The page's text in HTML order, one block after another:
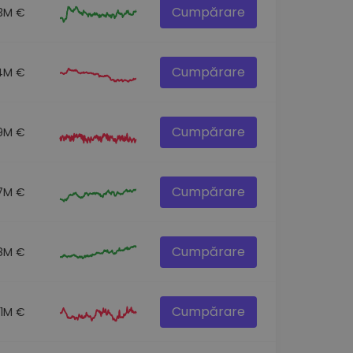
€ Cumpărare
€ Cumpărare
€ Cumpărare
€ Cumpărare
€ Cumpărare
€ Cumpărare